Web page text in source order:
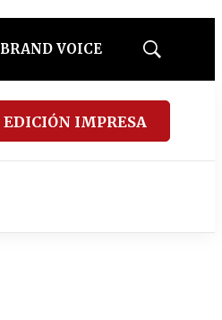
BRAND VOICE
Mostrar
EDICIÓN IMPRESA